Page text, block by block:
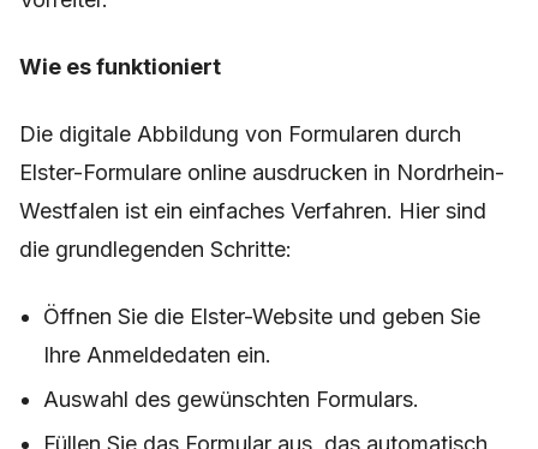
Wie es funktioniert
Die digitale Abbildung von Formularen durch
Elster-Formulare online ausdrucken in Nordrhein-
Westfalen ist ein einfaches Verfahren. Hier sind
die grundlegenden Schritte:
Öffnen Sie die Elster-Website und geben Sie
Ihre Anmeldedaten ein.
Auswahl des gewünschten Formulars.